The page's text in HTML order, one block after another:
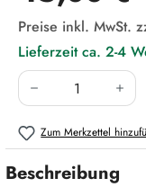
Preise inkl. MwSt.
Lieferzeit ca. 2-4
Produkt
Zum Merkzettel
Beschreibung